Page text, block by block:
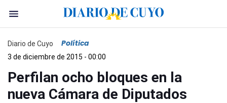
Diario de Cuyo Política
3 de diciembre de 2015 - 00:00
Perfilan ocho bloques en la
nueva Cámara de Diputados